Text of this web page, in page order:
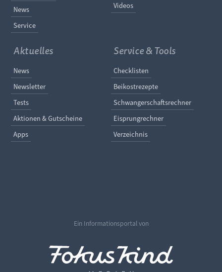
News
Service
Videos
Aktuelles
Navigation überspringen
News
Newsletter
Tests
Aktionen & Gutscheine
Apps
Service & Tools
Navigation
Checklisten
Beikostrezepte
Schwangerschaftsrechner
Eisprungrechner
Verzeichnis
Ein Informationsportal von